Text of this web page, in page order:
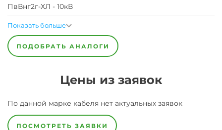
ПвВнг2г-ХЛ - 10кВ
Показать больше
ПОДОБРАТЬ АНАЛОГИ
Цены из заявок
По данной марке кабеля нет актуальных заявок
ПОСМОТРЕТЬ ЗАЯВКИ